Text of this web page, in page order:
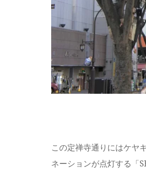
この定禅寺通りにはケヤ
ネーションが点灯する「